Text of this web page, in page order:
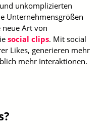
unkomplizierten
Unternehmensgrößen
neue Art von
social clips. Mit social
Likes, generieren mehr
mehr Interaktionen.